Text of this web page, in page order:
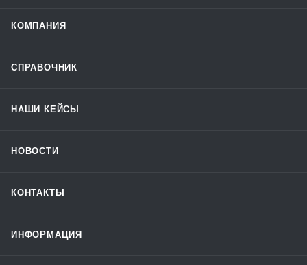
КОМПАНИЯ
СПРАВОЧНИК
НАШИ КЕЙСЫ
НОВОСТИ
КОНТАКТЫ
ИНФОРМАЦИЯ